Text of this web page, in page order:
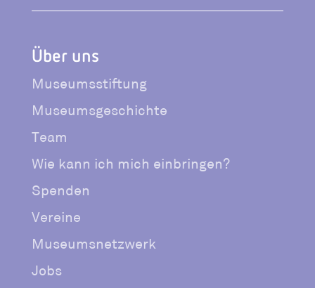
Über uns
Museumsstiftung
Museumsgeschichte
Team
Wie kann ich mich einbringen?
Spenden
Vereine
Museumsnetzwerk
Jobs